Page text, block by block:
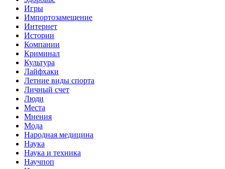
Игры
Импортозамещение
Интернет
Истории
Компании
Криминал
Культура
Лайфхаки
Летние виды спорта
Личный счет
Люди
Места
Мнения
Мода
Народная медицина
Наука
Наука и техника
Научпоп